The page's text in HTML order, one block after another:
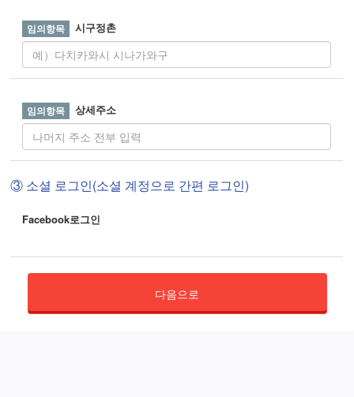
시구정촌
상세주소
③ 소셜 로그인(소셜 계정으로 간편 로그인)
Facebook로그인